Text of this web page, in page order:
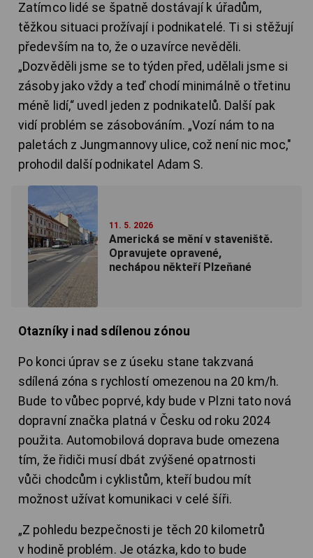
Zatímco lidé se špatně dostávají k úřadům,
těžkou situaci prožívají i podnikatelé. Ti si stěžují
především na to, že o uzavírce nevěděli.
„Dozvěděli jsme se to týden před, udělali jsme si
zásoby jako vždy a teď chodí minimálně o třetinu
méně lidí,“ uvedl jeden z podnikatelů. Další pak
vidí problém se zásobováním. „Vozí nám to na
paletách z Jungmannovy ulice, což není nic moc,"
prohodil další podnikatel Adam S.
11. 5. 2026
Americká se mění v staveniště.
Opravujete opravené,
nechápou někteří Plzeňané
Otazníky i nad sdílenou zónou
Po konci úprav se z úseku stane takzvaná
sdílená zóna s rychlostí omezenou na 20 km/h.
Bude to vůbec poprvé, kdy bude v Plzni tato nová
dopravní značka platná v Česku od roku 2024
použita. Automobilová doprava bude omezena
tím, že řidiči musí dbát zvýšené opatrnosti
vůči chodcům i cyklistům, kteří budou mít
možnost užívat komunikaci v celé šíři.
„Z pohledu bezpečnosti je těch 20 kilometrů
v hodině problém. Je otázka, kdo to bude